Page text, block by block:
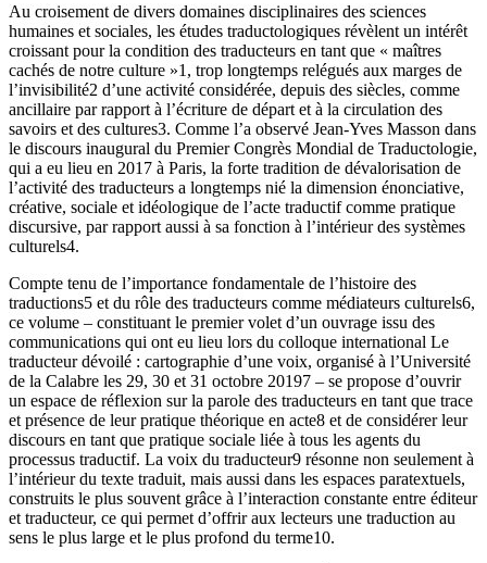
Au croisement de divers domaines disciplinaires des sciences
humaines et sociales, les études traductologiques révèlent un intérêt
croissant pour la condition des traducteurs en tant que « maîtres
cachés de notre culture »1 , trop longtemps relégués aux marges de
l’invisibilité2 d’une activité considérée, depuis des siècles, comme
ancillaire par rapport à l’écriture de départ et à la circulation des
savoirs et des cultures3. Comme l’a observé Jean-Yves Masson dans
le discours inaugural du Premier Congrès Mondial de Traductologie,
qui a eu lieu en 2017 à Paris, la forte tradition de dévalorisation de
l’activité des traducteurs a longtemps nié la dimension énonciative,
créative, sociale et idéologique de l’acte traductif comme pratique
discursive, par rapport aussi à sa fonction à l’intérieur des systèmes
culturels4.
Compte tenu de l’importance fondamentale de l’histoire des
traductions5 et du rôle des traducteurs comme médiateurs culturels6,
ce volume – constituant le premier volet d’un ouvrage issu des
communications qui ont eu lieu lors du colloque international Le
traducteur dévoilé : cartographie d’une voix, organisé à l’Université
de la Calabre les 29, 30 et 31 octobre 20197 – se propose d’ouvrir
un espace de réflexion surla parole des traducteurs en tant que trace
et présence de leurpratique théorique en acte8 et de considérer leur
discours en tant que pratique sociale liée à tous les agents du
processus traductif. La voix du traducteur9 résonne non seulement à
l’intérieur du texte traduit, mais aussi dans les espaces paratextuels,
construits le plus souvent grâce à l’interaction constante entre éditeur
et traducteur, ce qui permet d’offrir aux lecteurs une traduction au
sens le plus large et le plus profond du terme10.